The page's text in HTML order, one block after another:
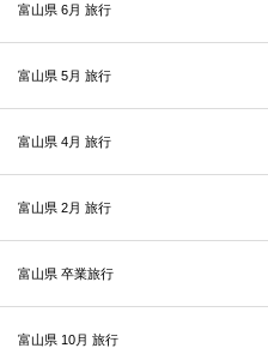
富山県 6月 旅行
富山県 5月 旅行
富山県 4月 旅行
富山県 2月 旅行
富山県 卒業旅行
富山県 10月 旅行